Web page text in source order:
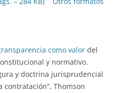
como valor del
y normativo.
y doctrina jurisprudencial
Thomson